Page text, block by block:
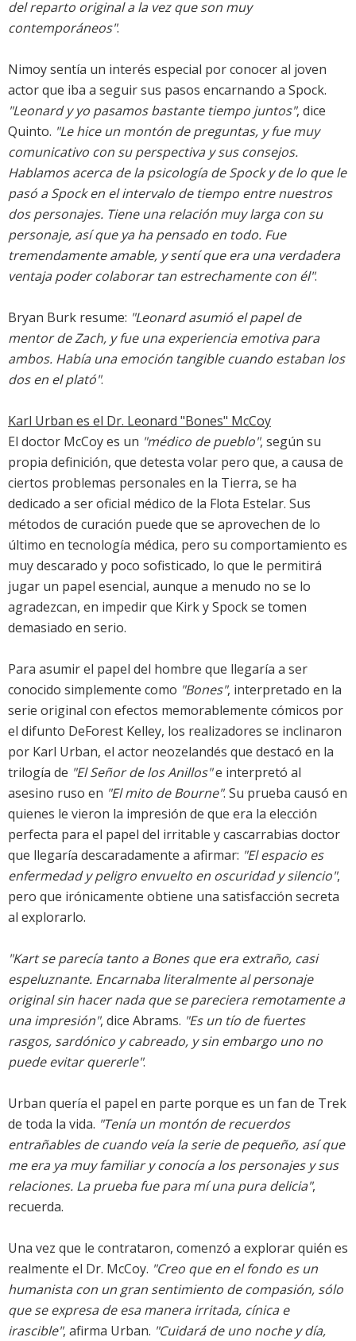
del reparto original a la vez que son muy
contemporáneos".
Nimoy sentía un interés especial por conocer al joven
actor que iba a seguir sus pasos encarnando a Spock.
"Leonard y yo pasamos bastante tiempo juntos", dice
Quinto. "Le hice un montón de preguntas, y fue muy
comunicativo con su perspectiva y sus consejos.
Hablamos acerca de la psicología de Spock y de lo que le
pasó a Spock en el intervalo de tiempo entre nuestros
dos personajes. Tiene una relación muy larga con su
personaje, así que ya ha pensado en todo. Fue
tremendamente amable, y sentí que era una verdadera
ventaja poder colaborar tan estrechamente con él".
Bryan Burk resume: "Leonard asumió el papel de
mentor de Zach, y fue una experiencia emotiva para
ambos. Había una emoción tangible cuando estaban los
dos en el plató".
Karl Urban es el Dr. Leonard "Bones" McCoy
El doctor McCoy es un "médico de pueblo", según su
propia definición, que detesta volar pero que, a causa de
ciertos problemas personales en la Tierra, se ha
dedicado a ser oficial médico de la Flota Estelar. Sus
métodos de curación puede que se aprovechen de lo
último en tecnología médica, pero su comportamiento es
muy descarado y poco sofisticado, lo que le permitirá
jugar un papel esencial, aunque a menudo no se lo
agradezcan, en impedir que Kirk y Spock se tomen
demasiado en serio.
Para asumir el papel del hombre que llegaría a ser
conocido simplemente como "Bones", interpretado en la
serie original con efectos memorablemente cómicos por
el difunto DeForest Kelley, los realizadores se inclinaron
por Karl Urban, el actor neozelandés que destacó en la
trilogía de "El Señor de los Anillos"e interpretó al
asesino ruso en "El mito de Bourne". Su prueba causó en
quienes le vieron la impresión de que era la elección
perfecta para el papel del irritable y cascarrabias doctor
que llegaría descaradamente a afirmar: "El espacio es
enfermedad y peligro envuelto en oscuridad y silencio",
pero que irónicamente obtiene una satisfacción secreta
al explorarlo.
"Kart se parecía tanto a Bones que era extraño, casi
espeluznante. Encarnaba literalmente al personaje
original sin hacer nada que se pareciera remotamente a
una impresión", dice Abrams. "Es un tío de fuertes
rasgos, sardónico y cabreado, y sin embargo uno no
puede evitar quererle".
Urban quería el papel en parte porque es un fan de Trek
de toda la vida. "Tenía un montón de recuerdos
entrañables de cuando veía la serie de pequeño, así que
me era ya muy familiar y conocía a los personajes y sus
relaciones. La prueba fue para mí una pura delicia",
recuerda.
Una vez que le contrataron, comenzó a explorar quién es
realmente el Dr. McCoy. "Creo que en el fondo es un
humanista con un gran sentimiento de compasión, sólo
que se expresa de esa manera irritada, cínica e
irascible", afirma Urban. "Cuidará de uno noche y día,